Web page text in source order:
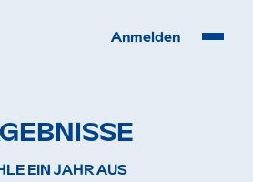
Anmelden
EIN JAHR AUS